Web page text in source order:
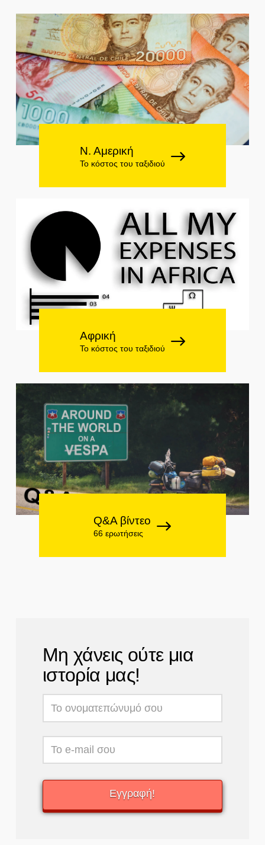
Ν. Αμερική
Το κόστος του ταξιδιού
Αφρική
Το κόστος του ταξιδιού
Q&A βίντεο
66 ερωτήσεις
Μη χάνεις ούτε μια
ιστορία μας!